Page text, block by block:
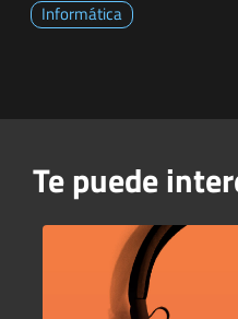
Informática
Te puede